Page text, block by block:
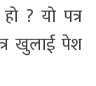
? यो पत्र
खुलाई पेश